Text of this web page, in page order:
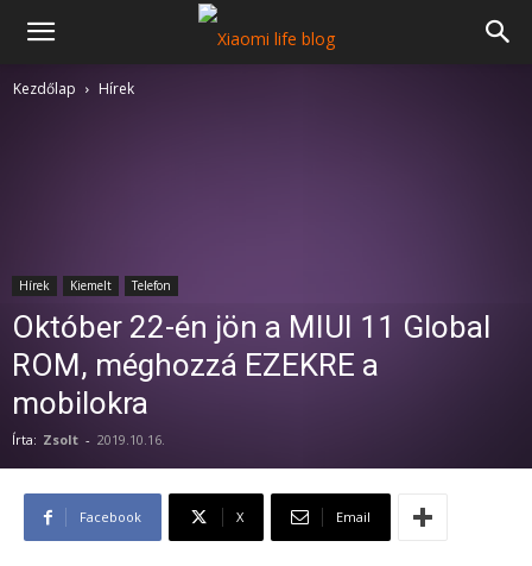
Kezdőlap Hírek
Hírek Kiemelt Telefon
Október 22-én jön a MIUI 11 Global
ROM, méghozzá EZEKRE a
mobilokra
Írta: Zsolt - 2019.10.16.
Facebook X Email